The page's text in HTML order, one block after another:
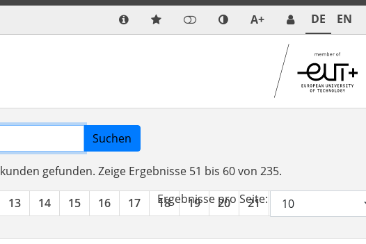
A+ DE EN
Suchen
gefunden. Zeige Ergebnisse 51 bis 60 von 235.
13 14 15 16 17 18 19 20 21 22
Ergebnisse pro Seite: